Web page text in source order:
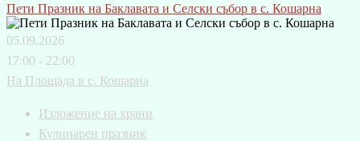
Пети Празник на Баклавата и Селски събор в с. Кошарна
05.09.2026
17:00 - 22:00
На Площада в с. Кошарна
Изложение на храни
Кулинарен празник